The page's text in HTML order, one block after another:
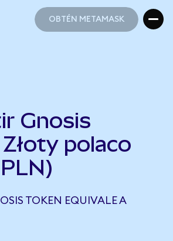
OBTÉN METAMASK
Gnosis
polaco
TOKEN EQUIVALE A